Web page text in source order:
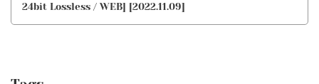
24bit Lossless / WEB] [2022.11.09]